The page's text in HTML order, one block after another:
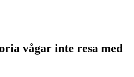
vågar inte resa med